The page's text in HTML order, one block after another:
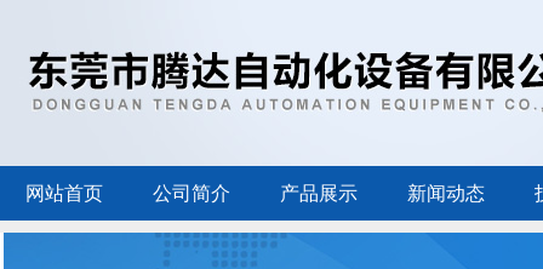
网站首页 公司简介 产品展示 新闻动态